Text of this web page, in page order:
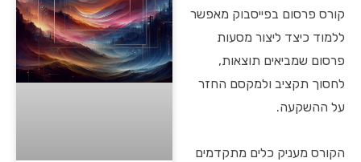
קורס פרסום בפייסבוק מאפשר
ללמוד כיצד ליצור מסעות
פרסום שמביאים תוצאות,
לחסוך תקציב ולמקסם החזר
על ההשקעה.
הקורס מעניק כלים מתקדמים